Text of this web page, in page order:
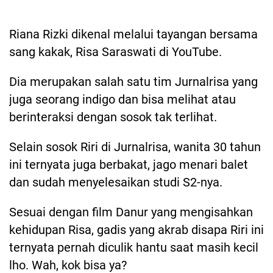
Riana Rizki dikenal melalui tayangan bersama
sang kakak, Risa Saraswati di YouTube.
Dia merupakan salah satu tim Jurnalrisa yang
juga seorang indigo dan bisa melihat atau
berinteraksi dengan sosok tak terlihat.
Selain sosok Riri di Jurnalrisa, wanita 30 tahun
ini ternyata juga berbakat, jago menari balet
dan sudah menyelesaikan studi S2-nya.
Sesuai dengan film Danur yang mengisahkan
kehidupan Risa, gadis yang akrab disapa Riri ini
ternyata pernah diculik hantu saat masih kecil
lho. Wah, kok bisa ya?